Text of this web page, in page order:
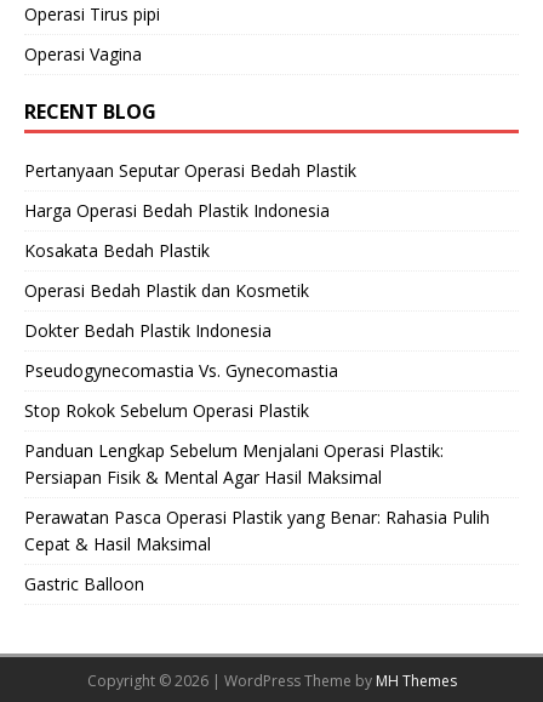
Operasi Tirus pipi
Operasi Vagina
RECENT BLOG
Pertanyaan Seputar Operasi Bedah Plastik
Harga Operasi Bedah Plastik Indonesia
Kosakata Bedah Plastik
Operasi Bedah Plastik dan Kosmetik
Dokter Bedah Plastik Indonesia
Pseudogynecomastia Vs. Gynecomastia
Stop Rokok Sebelum Operasi Plastik
Panduan Lengkap Sebelum Menjalani Operasi Plastik:
Persiapan Fisik & Mental Agar Hasil Maksimal
Perawatan Pasca Operasi Plastik yang Benar: Rahasia Pulih
Cepat & Hasil Maksimal
Gastric Balloon
Copyright © 2026 | WordPress Theme by MH Themes